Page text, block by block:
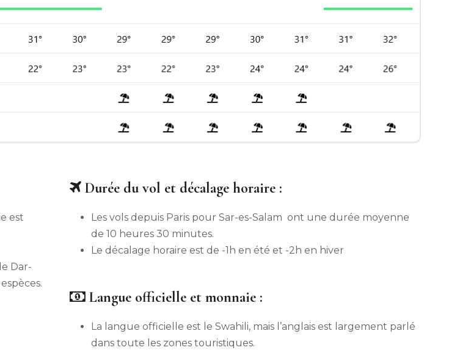
est
Dar-
Durée du vol et décalage horaire :
Les vols depuis Paris pour Sar-es-Salam ont une durée moyenne
de 10 heures 30 minutes.
Le décalage horaire est de -1h en été et -2h en hiver
Langue officielle et monnaie :
La langue officielle est le Swahili, mais l’anglais est largement parlé
dans toute les zones touristiques.